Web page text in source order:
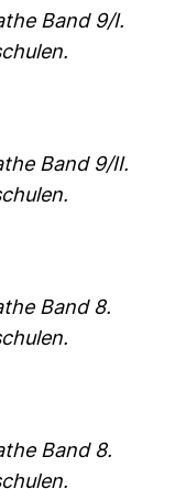
Band 9/I.
Band 9/II.
Band 8.
Band 8.